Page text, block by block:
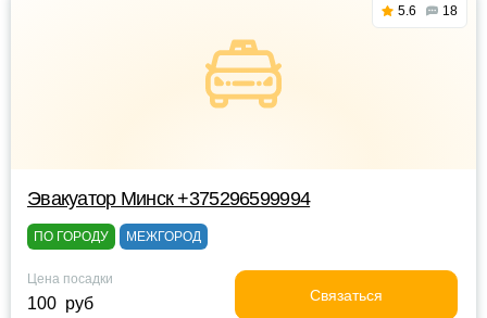
5.6 18
Эвакуатор Минск +375296599994
ПО ГОРОДУ МЕЖГОРОД
Цена посадки
100 руб Связаться